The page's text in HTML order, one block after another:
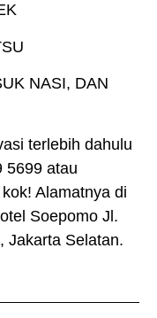
NASI, DAN
terlebih dahulu
5699 atau
Alamatnya di
Soepomo Jl.
Jakarta Selatan.